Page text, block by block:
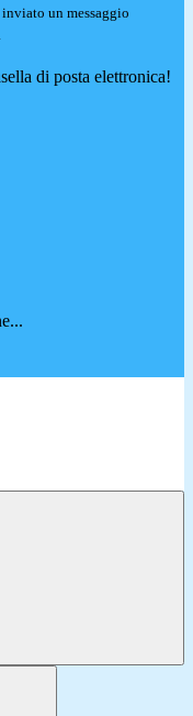
inviato un messaggio
di posta elettronica!